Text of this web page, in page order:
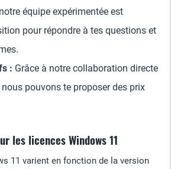
notre équipe expérimentée est
pour répondre à tes questions et
: Grâce à notre collaboration directe
pouvons te proposer des prix
les licences Windows 11
11 varient en fonction de la version